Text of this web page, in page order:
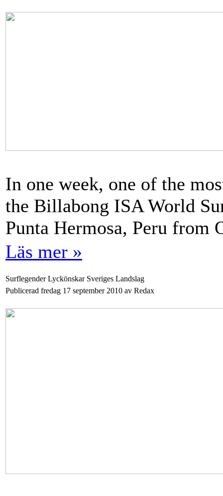
In one week, one of the
the Billabong ISA World
Punta Hermosa, Peru from
Läs mer »
Surflegender Lyckönskar Sveriges Landslag
Publicerad fredag 17 september 2010 av Redax